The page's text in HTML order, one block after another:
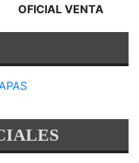
OFICIAL VENTA